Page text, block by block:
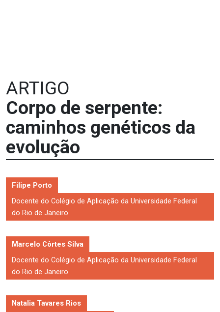
ARTIGO
Corpo de serpente:
caminhos genéticos da
evolução
Filipe Porto
Docente do Colégio de Aplicação da Universidade Federal
do Rio de Janeiro
Marcelo Côrtes Silva
Docente do Colégio de Aplicação da Universidade Federal
do Rio de Janeiro
Natalia Tavares Rios